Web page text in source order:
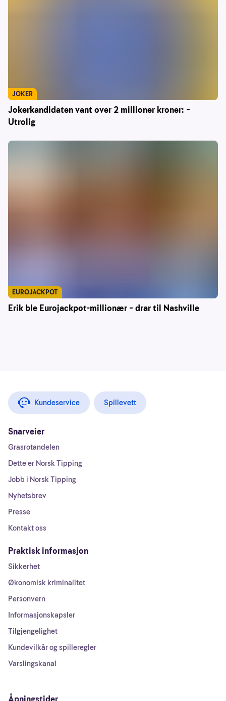
Jokerkandidaten vant over 2 millioner kroner: –
Utrolig
JOKER
Erik ble Eurojackpot-millionær – drar til Nashville
EUROJACKPOT
Kundeservice Spillevett
Snarveier
Grasrotandelen
Dette er Norsk Tipping
Jobb i Norsk Tipping
Nyhetsbrev
Presse
Kontakt oss
Praktisk informasjon
Sikkerhet
Økonomisk kriminalitet
Personvern
Informasjonskapsler
Tilgjengelighet
Kundevilkår og spilleregler
Varslingskanal